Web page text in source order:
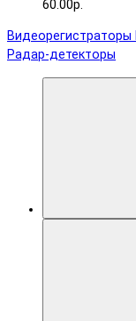
60.00р.
Видеорегистраторы
Радар-детекторы